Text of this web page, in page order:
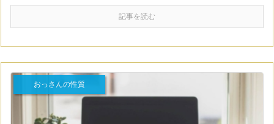
記事を読む
おっさんの性質